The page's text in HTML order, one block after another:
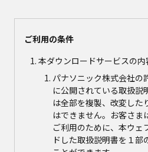
ご利用の条件
本ダウンロードサービスの内
パナソニック株式会社の
に公開されている取扱説
は全部を複製、改変した
はできません。お客さま
ご利用のために、本ウェ
ドした取扱説明書を１部